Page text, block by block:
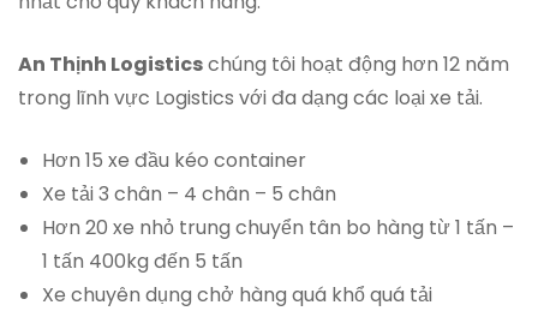
An Thịnh Logisticschúng tôi hoạt động hơn 12 năm
trong lĩnh vực Logistics với đa dạng các loại xe tải.
Hơn 15 xe đầu kéo container
Xe tải 3 chân – 4 chân – 5 chân
Hơn 20 xe nhỏ trung chuyển tân bo hàng từ 1 tấn –
1 tấn 400kg đến 5 tấn
Xe chuyên dụng chở hàng quá khổ quá tải